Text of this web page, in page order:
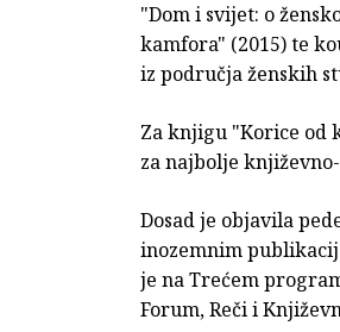
"Dom i svijet: o
kamfora" (2015) te
iz područja ženskih
Za knjigu "Korice od
za najbolje
Dosad je objavila
inozemnim
je na Trećem
Forum, Reči i